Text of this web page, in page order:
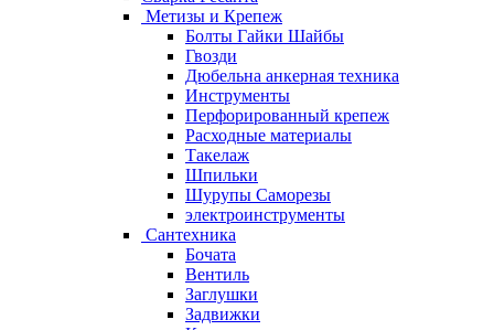
Метизы и Крепеж
Болты Гайки Шайбы
Гвозди
Дюбельна анкерная техника
Инструменты
Перфорированный крепеж
Расходные материалы
Такелаж
Шпильки
Шурупы Саморезы
электроинструменты
Сантехника
Бочата
Вентиль
Заглушки
Задвижки